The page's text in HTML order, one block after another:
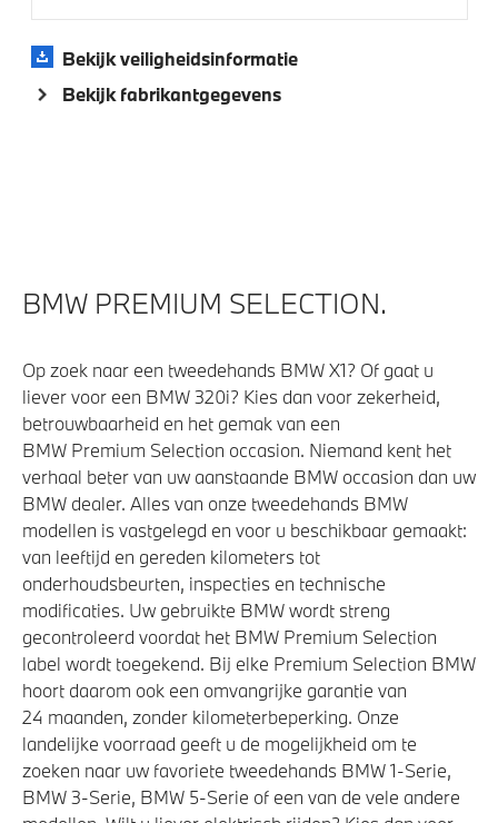
Klimaatbeheersing
4-zone airconditioning met automatische regeling
Cruise control
Parkeer assistent
Parking Assistant Professional
Buitenspiegels elektrisch inklapbaar
Bekerhouders met temperatuur functie
Soft-Close-Automatic voor portieren
Bandenspanningsweergavesysteem
Automatisch dimmende binnen- en buitenspiegel
bestuurderzijde
Autobahnassistent
Alarmsysteem klasse 3 (VbV/SCM)
Verwarmde stoelen voor en achter
Achteruitrijcamera
Bekijk veiligheidsinformatie
Bekijk fabrikantgegevens
BMW PREMIUM SELECTION.
Op zoek naar een tweedehands BMW X1? Of gaat u
liever voor een BMW 320i? Kies dan voor zekerheid,
betrouwbaarheid en het gemak van een
BMW Premium Selection occasion. Niemand kent het
verhaal beter van uw aanstaande BMW occasion dan uw
BMW dealer. Alles van onze tweedehands BMW
modellen is vastgelegd en voor u beschikbaar gemaakt:
van leeftijd en gereden kilometers tot
onderhoudsbeurten, inspecties en technische
modificaties. Uw gebruikte BMW wordt streng
gecontroleerd voordat het BMW Premium Selection
label wordt toegekend. Bij elke Premium Selection BMW
hoort daarom ook een omvangrijke garantie van
24 maanden, zonder kilometerbeperking. Onze
landelijke voorraad geeft u de mogelijkheid om te
zoeken naar uw favoriete tweedehands BMW 1-Serie,
BMW 3-Serie, BMW 5-Serie of een van de vele andere